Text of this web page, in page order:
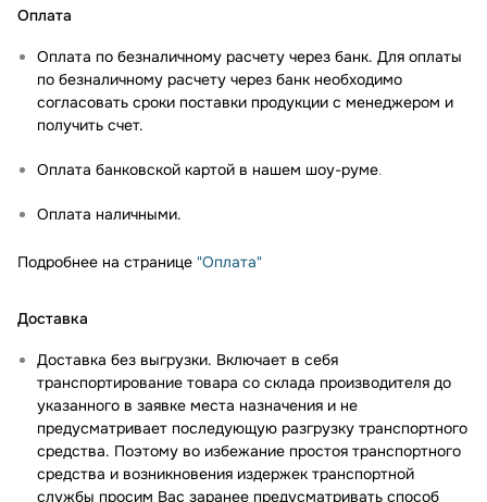
Оплата
Оплата по безналичному расчету через банк. Для оплаты
по безналичному расчету через банк необходимо
согласовать сроки поставки продукции с менеджером и
получить счет.
Оплата банковской картой в нашем шоу-руме.
Оплата наличными.
Подробнее на странице "Оплата"
Доставка
Доставка без выгрузки. Включает в себя
транспортирование товара со склада производителя до
указанного в заявке места назначения и не
предусматривает последующую разгрузку транспортного
средства. Поэтому во избежание простоя транспортного
средства и возникновения издержек транспортной
службы просим Вас заранее предусматривать способ